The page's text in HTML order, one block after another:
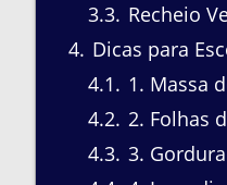
3.3 Recheio
4 Dicas para
4.1
1. Massa
4.2 2. Folhas
4.3 3. Gordura